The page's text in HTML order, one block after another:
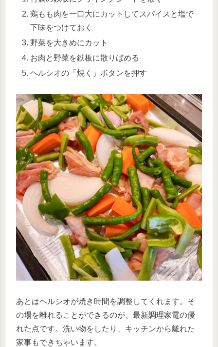
鶏もも肉を一口大にカットしてスパイスと塩で
下味をつけておく
野菜を大きめにカット
お肉と野菜を鉄板に散りばめる
ヘルシオの「焼く」ボタンを押す
あとはヘルシオが焼き時間を調整してくれます。そ
の場を離れることができるのが、最新調理家電の優
れた点です。洗い物をしたり、キッチンから離れた
家事もできちゃいます。